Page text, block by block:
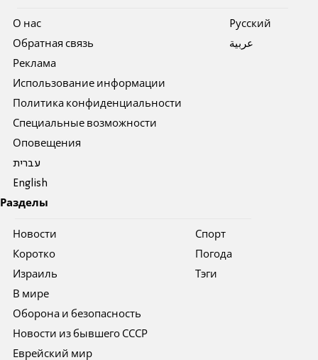
О нас
Обратная связь
Реклама
Использование информации
Политика конфиденциальности
Специальные возможности
Оповещения
עברית
English
Pусский
عربية
Разделы
Новости
Коротко
Израиль
В мире
Оборона и безопасность
Новости из бывшего СССР
Еврейский мир
Спорт
Погода
Тэги